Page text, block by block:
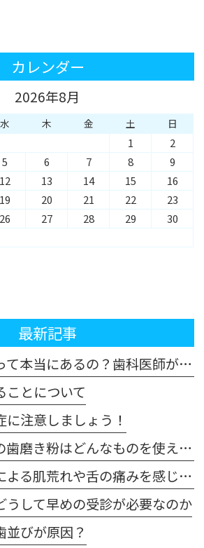
カレンダー
2026年8月
水 木 金 土 日
1
2
5 6 7 8
9
12 13 14 15
16
19 20 21 22
23
26 27 28 29
30
最新記事
矯正治療の痛みって本当にあるの？歯科医師が解説！体験談も交えてご紹介します
ことについて
注意しましょう！
インプラントへの歯磨き粉はどんなものを使えばいいの？
金属アレルギーによる肌荒れや舌の痛みを感じた場合は注意が必要です
うして早めの受診が必要なのか
並びが原因？